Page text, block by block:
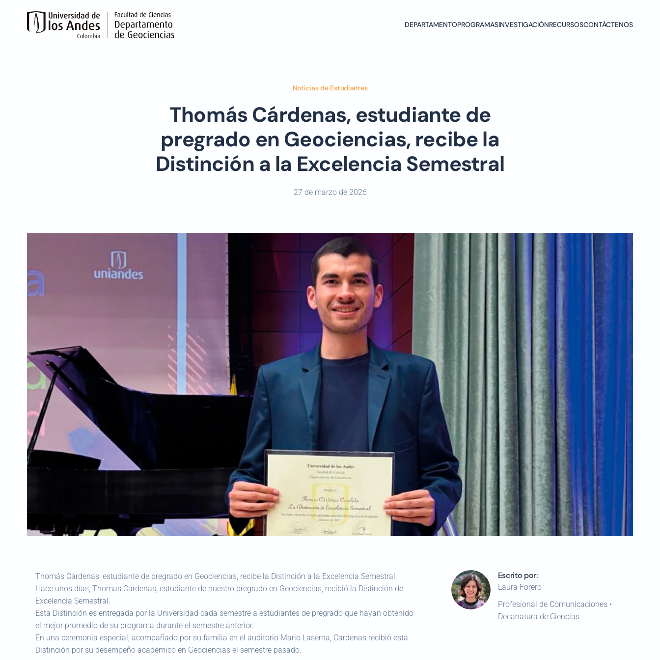
Skip to main content DEPARTAMENTOPROGRAMASINVESTIGACIÓNRECURSOSCONTÁCTENOS
Noticias de Estudiantes
Thomás Cárdenas, estudiante de
pregrado en Geociencias, recibe la
Distinción a la Excelencia Semestral
27 de marzo de 2026
Thomás Cárdenas, estudiante de pregrado en Geociencias, recibe la Distinción a la Excelencia Semestral.
Hace unos días, Thomas Cárdenas, estudiante de nuestro pregrado en Geociencias, recibió la Distinción de
Excelencia Semestral.
Esta Distinción es entregada por la Universidad cada semestre a estudiantes de pregrado que hayan obtenido
el mejor promedio de su programa durante el semestre anterior.
En una ceremonia especial, acompañado por su familia en el auditorio Mario Laserna, Cárdenas recibió esta
Distinción por su desempeño académico en Geociencias el semestre pasado.
Escrito por:
Laura Forero
Profesional de Comunicaciones •
Decanatura de Ciencias